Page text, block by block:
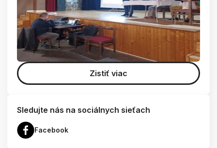
Zistiť viac
Sledujte nás na sociálnych sieťach
Facebook